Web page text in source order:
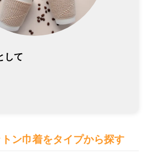
して
ン巾着をタイプから探す